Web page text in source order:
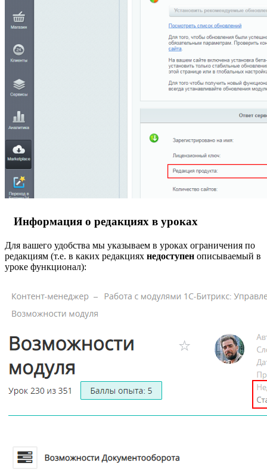
Информация о редакциях в уроках
Для вашего удобства мы указываем в уроках ограничения по
редакциям (т.е. в каких редакциях недоступен описываемый в
уроке функционал):